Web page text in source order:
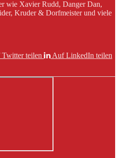
wie Xavier Rudd, Danger Dan,
Kruder & Dorfmeister und viele
teilen
Auf LinkedIn teilen